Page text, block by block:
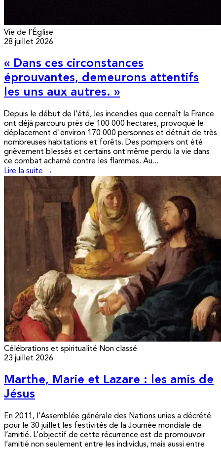
Vie de l’Église
28 juillet 2026
« Dans ces circonstances
éprouvantes, demeurons attentifs
les uns aux autres. »
Depuis le début de l’été, les incendies que connaît la France
ont déjà parcouru près de 100 000 hectares, provoqué le
déplacement d'environ 170 000 personnes et détruit de très
nombreuses habitations et forêts. Des pompiers ont été
grièvement blessés et certains ont même perdu la vie dans
ce combat acharné contre les flammes. Au...
Lire la suite →
Célébrations et spiritualité Non classé
23 juillet 2026
Marthe, Marie et Lazare : les amis de
Jésus
En 2011, l’Assemblée générale des Nations unies a décrété
pour le 30 juillet les festivités de la Journée mondiale de
l’amitié. L’objectif de cette récurrence est de promouvoir
l’amitié non seulement entre les individus, mais aussi entre